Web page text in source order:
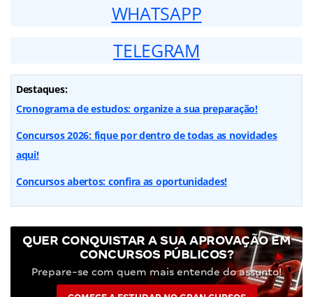
WHATSAPP
TELEGRAM
Destaques:
Cronograma de estudos: organize a sua preparação!
Concursos 2026: fique por dentro de todas as novidades
aqui!
Concursos abertos: confira as oportunidades!
QUER CONQUISTAR A SUA APROVAÇÃO EM
CONCURSOS PÚBLICOS?
Prepare-se com quem mais entende do assunto!